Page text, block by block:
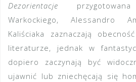
Dezorientacje
Warkockiego, Alessandro
Kaliściaka zaznaczają
literaturze, jednak w
dopiero zaczynają być
ujawnić lub zniechęcają się